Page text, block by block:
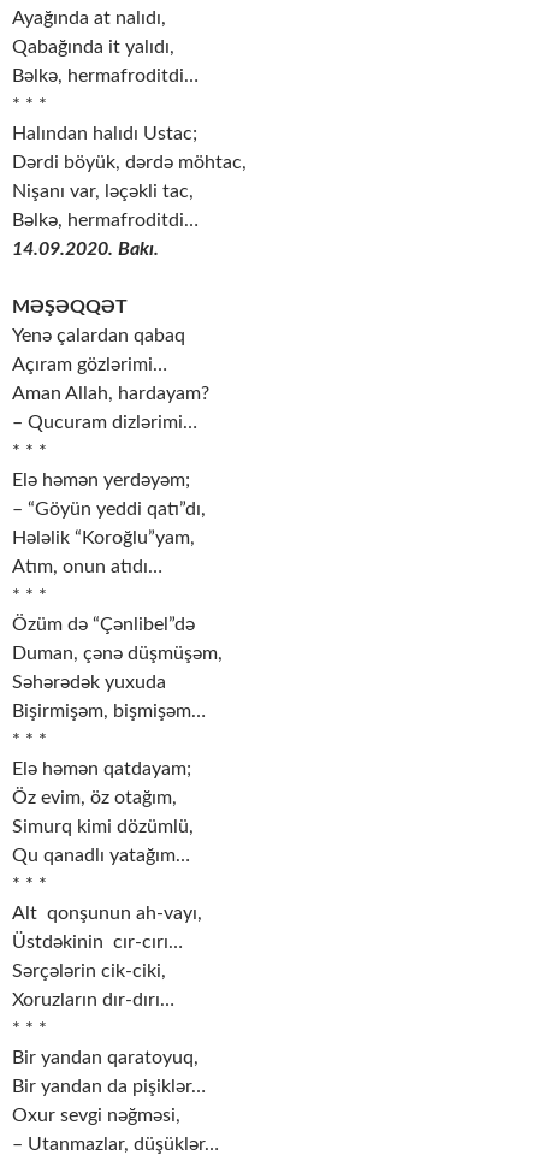
Ayağında at nalıdı,
Qabağında it yalıdı,
Bəlkə, hermafroditdi…
* * *
Halından halıdı Ustac;
Dərdi böyük, dərdə möhtac,
Nişanı var, ləçəkli tac,
Bəlkə, hermafroditdi…
14.09.2020. Bakı.
MƏŞƏQQƏT
Yenə çalardan qabaq
Açıram gözlərimi…
Aman Allah, hardayam?
– Qucuram dizlərimi…
* * *
Elə həmən yerdəyəm;
– “Göyün yeddi qatı”dı,
Hələlik “Koroğlu”yam,
Atım, onun atıdı…
* * *
Özüm də “Çənlibel”də
Duman, çənə düşmüşəm,
Səhərədək yuxuda
Bişirmişəm, bişmişəm…
* * *
Elə həmən qatdayam;
Öz evim, öz otağım,
Simurq kimi dözümlü,
Qu qanadlı yatağım…
* * *
Alt qonşunun ah-vayı,
Üstdəkinin cır-cırı…
Sərçələrin cik-ciki,
Xoruzların dır-dırı…
* * *
Bir yandan qaratoyuq,
Bir yandan da pişiklər…
Oxur sevgi nəğməsi,
– Utanmazlar, düşüklər…